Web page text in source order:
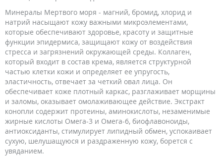
Минералы Мертвого моря - магний, бромид, хлорид и
натрий насыщают кожу важными микроэлементами,
которые обеспечивают здоровье, красоту и защитные
функции эпидермиса, защищают кожу от воздействия
стресса и загрязнений окружающей среды. Коллаген,
который входит в состав крема, является структурной
частью клетки кожи и определяет ее упругость,
эластичность, отвечает за четкий овал лица. Он
обеспечивает коже плотный каркас, разглаживает морщины
и заломы, оказывает омолаживающее действие. Экстракт
конопли содержит протеины, аминокислоты, незаменимые
жирные кислоты Омега-3 и Омега-6, биофлавоноиды,
антиоксиданты, стимулирует липидный обмен, успокаивает
сухую, шелушащуюся и раздраженную кожу, борется с
увяданием.